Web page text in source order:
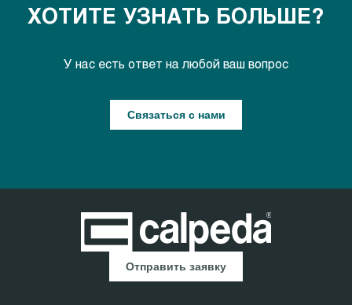
ХОТИТЕ УЗНАТЬ БОЛЬШЕ?
У нас есть ответ на любой ваш вопрос
Связаться с нами
Отправить заявку